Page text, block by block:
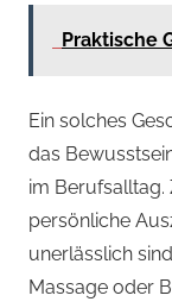
Praktische
Ein solches
das
im
persönliche
unerlässlich
Massage oder